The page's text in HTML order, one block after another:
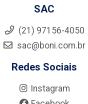
SAC
(21) 97156-4050
sac@boni.com.br
Redes Sociais
Instagram